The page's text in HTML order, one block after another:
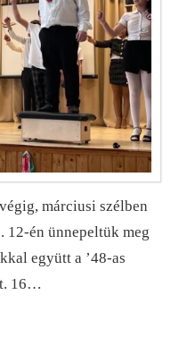
márciusi szélben
12-én ünnepeltük meg
együtt a ’48-as
16…